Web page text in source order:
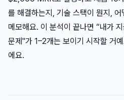
를 해결하는지, 기술 스택이 뭔지,
메모해요. 이 분석이 끝나면 “내가
문제"가 1–2개는 보이기 시작할 거
에요.